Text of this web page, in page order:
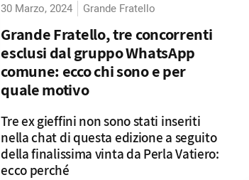
30 Marzo, 2024
Grande Fratello
Grande Fratello, tre concorrenti
esclusi dal gruppo WhatsApp
comune: ecco chi sono e per
quale motivo
Tre ex gieffini non sono stati inseriti
nella chat di questa edizione a seguito
della finalissima vinta da Perla Vatiero:
ecco perché